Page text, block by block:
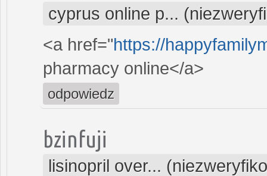
cyprus online p...
<a href="https://
pharmacy online</a>
odpowiedz
bzinfuji
lisinopril over...